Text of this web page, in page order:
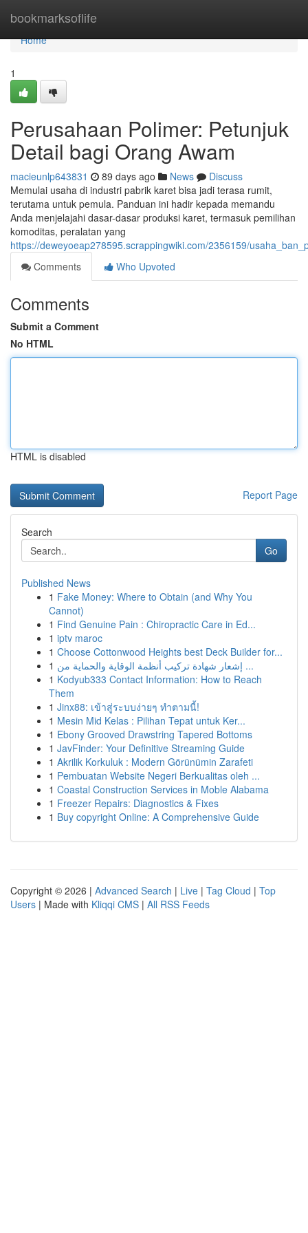
bookmarksoflife
Home
Home
1
Perusahaan Polimer: Petunjuk
Detail bagi Orang Awam
macieunlp643831 89 days ago News
Discuss
Memulai usaha di industri pabrik karet bisa jadi terasa rumit,
terutama untuk pemula. Panduan ini hadir kepada memandu
Anda menjelajahi dasar-dasar produksi karet, termasuk pemilihan
komoditas, peralatan yang
https://deweyoeap278595.scrappingwiki.com/2356159/
Comments
Who Upvoted
Comments
Submit a Comment
No HTML
HTML is disabled
Report Page
Search
Go
Published News
1 Fake Money: Where to Obtain (and Why You
Cannot)
1 Find Genuine Pain : Chiropractic Care in Ed...
1 iptv maroc
1 Choose Cottonwood Heights best Deck Builder for...
1
إشعار شهادة تركيب أنظمة الوقاية والحماية من ...
1 Kodyub333 Contact Information: How to Reach
Them
1 Jinx88: เข้าสู่ระบบง่ายๆ ทำตามนี้!
1 Mesin Mid Kelas : Pilihan Tepat untuk Ker...
1 Ebony Grooved Drawstring Tapered Bottoms
1 JavFinder: Your Definitive Streaming Guide
1 Akrilik Korkuluk : Modern Görünümin Zarafeti
1 Pembuatan Website Negeri Berkualitas oleh ...
1 Coastal Construction Services in Moble Alabama
1 Freezer Repairs: Diagnostics & Fixes
1 Buy copyright Online: A Comprehensive Guide
Copyright © 2026 | Advanced Search | Live | Tag Cloud | Top
Users | Made with Kliqqi CMS | All RSS Feeds